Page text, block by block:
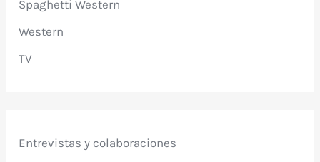
Spaghetti Western
Western
TV
Entrevistas y colaboraciones